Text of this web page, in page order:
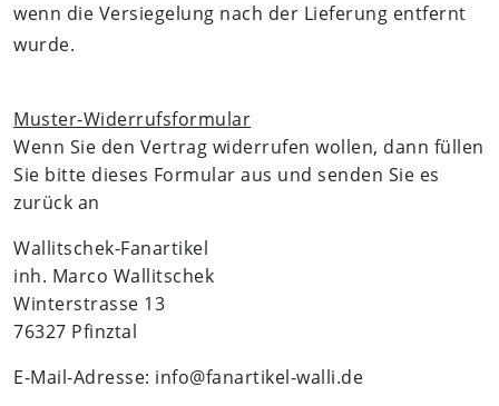
wenn die Versiegelung nach der Lieferung entfernt
wurde.
Muster-Widerrufsformular
Wenn Sie den Vertrag widerrufen wollen, dann füllen
Sie bitte dieses Formular aus und senden Sie es
zurück an
Wallitschek-Fanartikel
inh. Marco Wallitschek
Winterstrasse 13
76327 Pfinztal
E-Mail-Adresse: info@fanartikel-walli.de